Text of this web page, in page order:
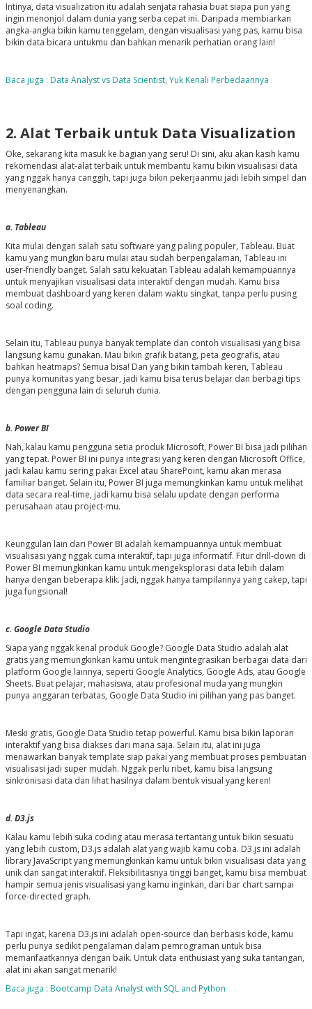
Intinya, data visualization itu adalah senjata rahasia buat siapa pun yang
ingin menonjol dalam dunia yang serba cepat ini. Daripada membiarkan
angka-angka bikin kamu tenggelam, dengan visualisasi yang pas, kamu bisa
bikin data bicara untukmu dan bahkan menarik perhatian orang lain!
Baca juga : Data Analyst vs Data Scientist, Yuk Kenali Perbedaannya
2. Alat Terbaik untuk Data Visualization
Oke, sekarang kita masuk ke bagian yang seru! Di sini, aku akan kasih kamu
rekomendasi alat-alat terbaik untuk membantu kamu bikin visualisasi data
yang nggak hanya canggih, tapi juga bikin pekerjaanmu jadi lebih simpel dan
menyenangkan.
a. Tableau
Kita mulai dengan salah satu software yang paling populer, Tableau. Buat
kamu yang mungkin baru mulai atau sudah berpengalaman, Tableau ini
user-friendly banget. Salah satu kekuatan Tableau adalah kemampuannya
untuk menyajikan visualisasi data interaktif dengan mudah. Kamu bisa
membuat dashboard yang keren dalam waktu singkat, tanpa perlu pusing
soal coding.
Selain itu, Tableau punya banyak template dan contoh visualisasi yang bisa
langsung kamu gunakan. Mau bikin grafik batang, peta geografis, atau
bahkan heatmaps? Semua bisa! Dan yang bikin tambah keren, Tableau
punya komunitas yang besar, jadi kamu bisa terus belajar dan berbagi tips
dengan pengguna lain di seluruh dunia.
b. Power BI
Nah, kalau kamu pengguna setia produk Microsoft, Power BI bisa jadi pilihan
yang tepat. Power BI ini punya integrasi yang keren dengan Microsoft Office,
jadi kalau kamu sering pakai Excel atau SharePoint, kamu akan merasa
familiar banget. Selain itu, Power BI juga memungkinkan kamu untuk melihat
data secara real-time, jadi kamu bisa selalu update dengan performa
perusahaan atau project-mu.
Keunggulan lain dari Power BI adalah kemampuannya untuk membuat
visualisasi yang nggak cuma interaktif, tapi juga informatif. Fitur drill-down di
Power BI memungkinkan kamu untuk mengeksplorasi data lebih dalam
hanya dengan beberapa klik. Jadi, nggak hanya tampilannya yang cakep, tapi
juga fungsional!
c. Google Data Studio
Siapa yang nggak kenal produk Google? Google Data Studio adalah alat
gratis yang memungkinkan kamu untuk mengintegrasikan berbagai data dari
platform Google lainnya, seperti Google Analytics, Google Ads, atau Google
Sheets. Buat pelajar, mahasiswa, atau profesional muda yang mungkin
punya anggaran terbatas, Google Data Studio ini pilihan yang pas banget.
Meski gratis, Google Data Studio tetap powerful. Kamu bisa bikin laporan
interaktif yang bisa diakses dari mana saja. Selain itu, alat ini juga
menawarkan banyak template siap pakai yang membuat proses pembuatan
visualisasi jadi super mudah. Nggak perlu ribet, kamu bisa langsung
sinkronisasi data dan lihat hasilnya dalam bentuk visual yang keren!
d. D3.js
Kalau kamu lebih suka coding atau merasa tertantang untuk bikin sesuatu
yang lebih custom, D3.js adalah alat yang wajib kamu coba. D3.js ini adalah
library JavaScript yang memungkinkan kamu untuk bikin visualisasi data yang
unik dan sangat interaktif. Fleksibilitasnya tinggi banget, kamu bisa membuat
hampir semua jenis visualisasi yang kamu inginkan, dari bar chart sampai
force-directed graph.
Tapi ingat, karena D3.js ini adalah open-source dan berbasis kode, kamu
perlu punya sedikit pengalaman dalam pemrograman untuk bisa
memanfaatkannya dengan baik. Untuk data enthusiast yang suka tantangan,
alat ini akan sangat menarik!
Baca juga : Bootcamp Data Analyst with SQL and Python